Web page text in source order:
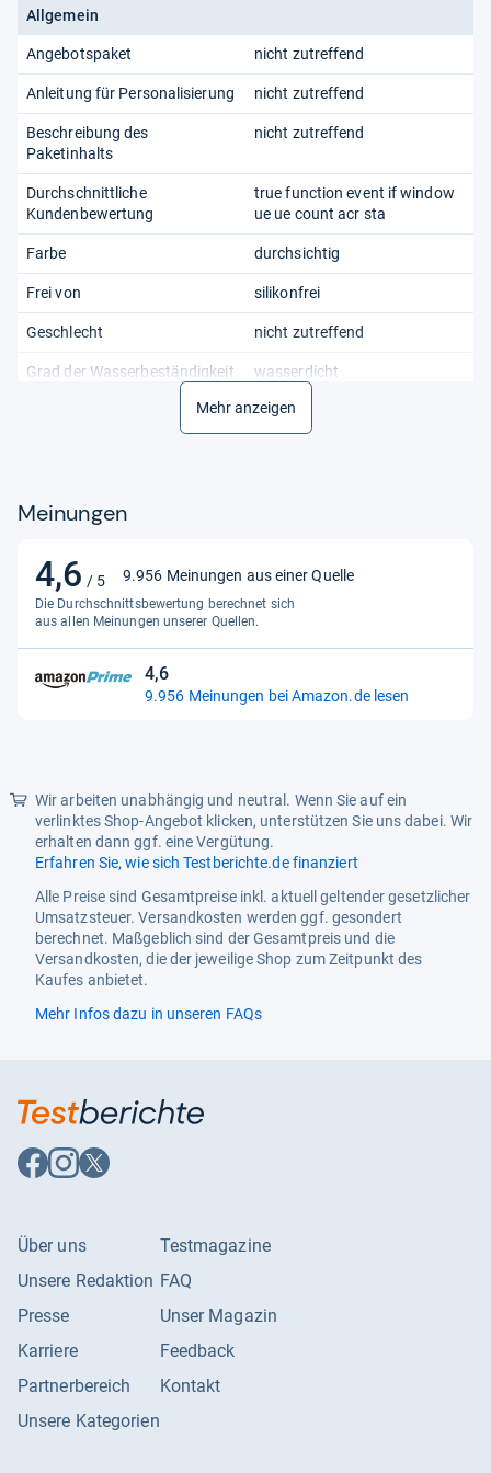
Allgemein
Angebotspaket nicht zutreffend
Anleitung für Personalisierung nicht zutreffend
Beschreibung des
Paketinhalts
nicht zutreffend
Durchschnittliche
Kundenbewertung
true function event if window
ue ue count acr sta
Farbe durchsichtig
Frei von silikonfrei
Geschlecht nicht zutreffend
Grad der Wasserbeständigkeit wasserdicht
china
Modellnummer
Modifikationsbeschreibung nicht zutreffend
Modifizierter Artikel
nicht zutreffend
Thema nicht zutreffend
Ursprungsland nicht zutreffend
Verpackungsabmessungen 17 6 x 9 9 x 2 5 cm 30 gramm
Mehr anzeigen
Meinungen
4,6 / 5
4,6
von
5
Sternen
9.956 Meinungen aus einer Quelle
Die Durchschnittsbewertung berechnet sich
aus allen Meinungen unserer Quellen.
4,6
4,6
von
9.956 Meinungen bei Amazon.de lesen
Wir arbeiten unabhängig und neutral. Wenn Sie auf ein
verlinktes Shop-Angebot klicken, unterstützen Sie uns dabei. Wir
erhalten dann ggf. eine Vergütung.
Erfahren Sie, wie sich Testberichte.de finanziert
Alle Preise sind Gesamtpreise inkl. aktuell geltender gesetzlicher
Umsatzsteuer. Versandkosten werden ggf. gesondert
berechnet. Maßgeblich sind der Gesamtpreis und die
Versandkosten, die der jeweilige Shop zum Zeitpunkt des
Kaufes anbietet.
Mehr Infos dazu in unseren FAQs
Auf
Facebook
Auf
Instagram
Auf
X
Über uns
Unsere Redaktion
Presse
Karriere
Partnerbereich
Unsere Kategorien
Testmagazine
FAQ
Unser Magazin
Feedback
Kontakt